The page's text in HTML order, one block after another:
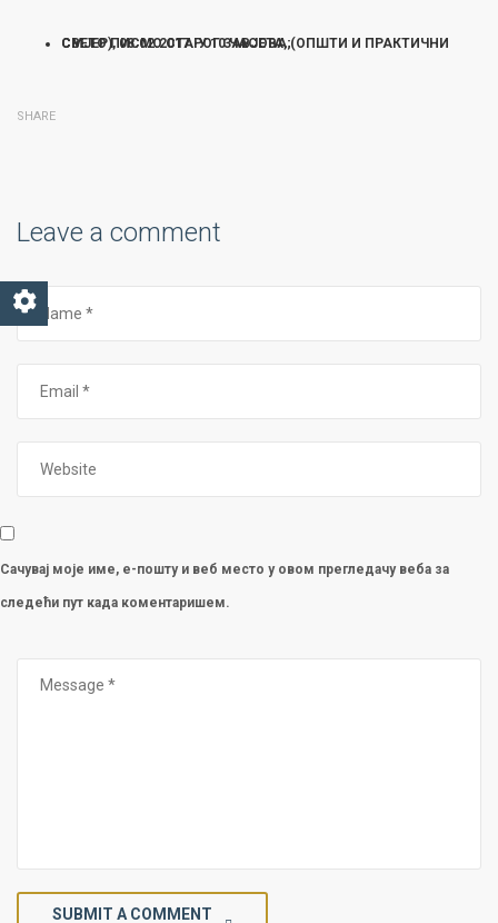
СВЕТО ПИСМО СТАРОГ ЗАВЈЕТА, (ОПШТИ И ПРАКТИЧНИ СМЈЕР), 08.02.2017. У 10 ЧАСОВА;
SHARE
Leave a comment
Сачувај моје име, е-пошту и веб место у овом прегледачу веба за
следећи пут када коментаришем.
SUBMIT A COMMENT